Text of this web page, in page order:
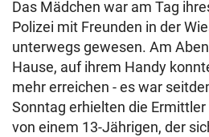
Das Mädchen war am Tag
Polizei mit Freunden in der
unterwegs gewesen. Am
Hause, auf ihrem Handy
mehr erreichen - es war
Sonntag erhielten die
von einem 13-Jährigen, der